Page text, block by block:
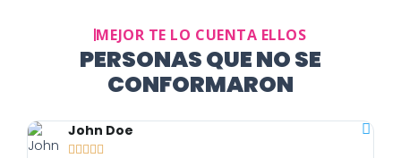
MEJOR TE LO CUENTA ELLOS
PERSONAS QUE NO SE
CONFORMARON
John Doe
